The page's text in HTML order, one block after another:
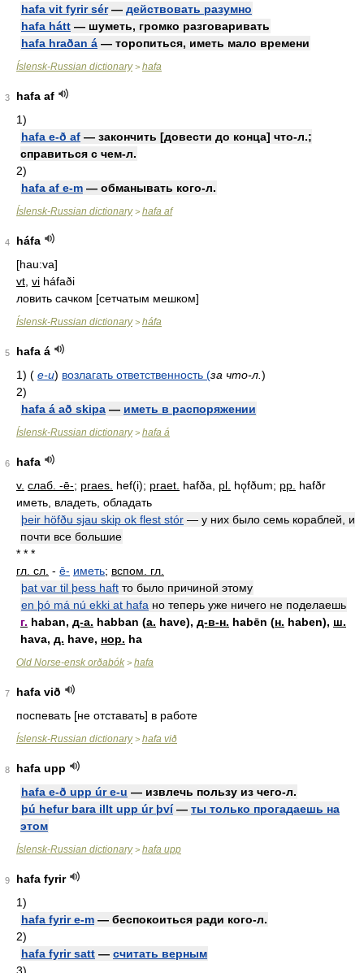
hafa vit fyrir sér— действовать разумно
hafa hátt — шуметь, громко разговаривать
hafa hraðan á — торопиться, иметь мало времени
Íslensk-Russian dictionary> hafa
3
hafa af
1)
hafa e-ð af — закончить [довести до конца] что-л.;
справиться с чем-л.
2)
hafa af e-m — обманывать кого-л.
Íslensk-Russian dictionary> hafa af
4
háfa
[hau:va]
vt vi háfaði
ловить сачком [сетчатым мешком]
Íslensk-Russian dictionary> háfa
5
hafa á
1) ( e-u) возлагать ответственность (за что-л. )
2)
hafa á að skipa — иметь в распоряжении
Íslensk-Russian dictionary> hafa á
6
hafa
v. слаб. -ē-; praes. hef(i); praet. hafða, pl. hǫfðum; pp. hafðr
иметь, владеть, обладать
þeir höfðu sjau skip ok flest stór — у них было семь кораблей, и
почти все большие
* * *
гл. сл. - ē- иметь; вспом. гл.
þat var til þess haft то было причиной этому
en þó má nú ekki at hafa но теперь уже ничего не поделаешь
г. haban, д-а. habban (а. have), д-в-н. habēn (н. haben), ш.
hava, д. have, нор. ha
Old Norse-ensk orðabók > hafa
7
hafa við
поспевать [не отставать] в работе
Íslensk-Russian dictionary> hafa við
8
hafa upp
hafa e-ð upp úr e-u — извлечь пользу из чего-л.
þú hefur bara illt upp úr því— ты только прогадаешь на
этом
Íslensk-Russian dictionary> hafa upp
9
hafa fyrir
1)
hafa fyrir e-m — беспокоиться ради кого-л.
2)
hafa fyrir satt — считать верным